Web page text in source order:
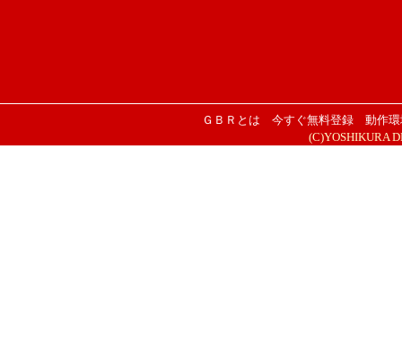
ＧＢＲとは 今すぐ無料登録
動作
(C)YOSHIKURA